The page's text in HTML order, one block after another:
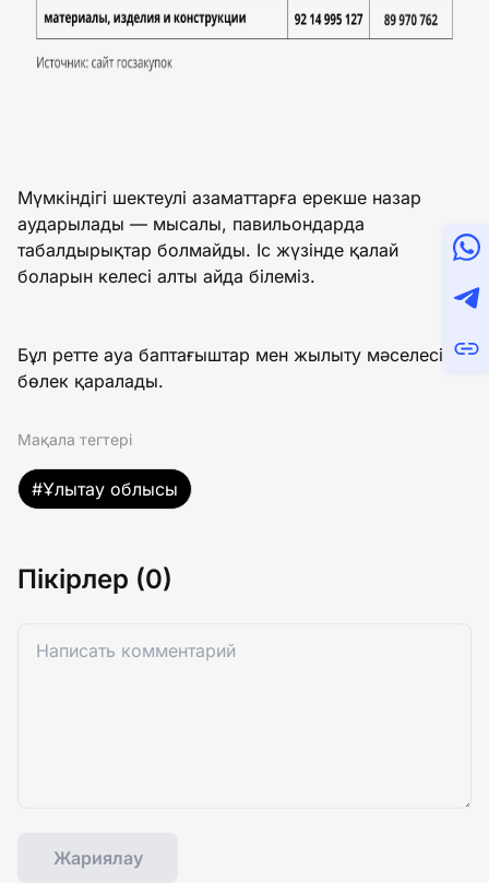
Мүмкіндігі шектеулі азаматтарға ерекше назар
аударылады — мысалы, павильондарда
табалдырықтар болмайды. Іс жүзінде қалай
боларын келесі алты айда білеміз.
Бұл ретте ауа баптағыштар мен жылыту мәселесі
бөлек қаралады.
Мақала тегтері
#Ұлытау облысы
Пікірлер (0)
Жариялау